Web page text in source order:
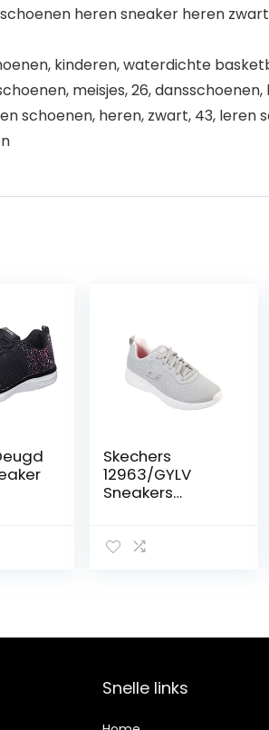
heren sneaker heren
kinderen, waterdichte
meisjes, 26, dansschoenen,
schoenen, heren, zwart, 43, leren
Skechers
12963/GYLV
Sneakers
Snelle links